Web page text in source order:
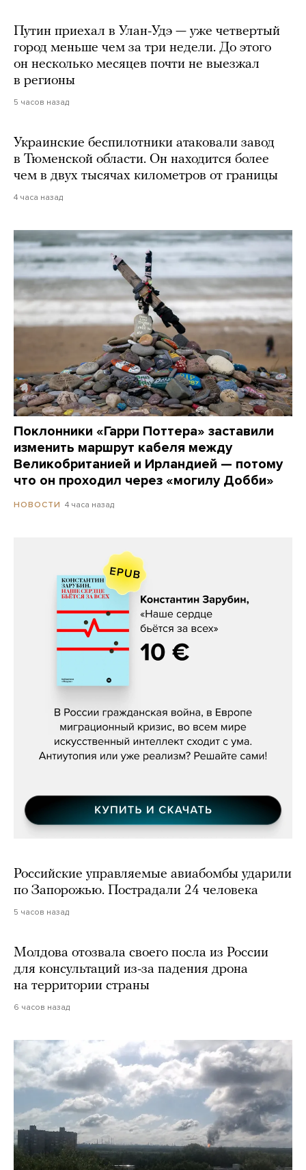
Путин приехал в Улан-Удэ — уже четвертый
город меньше чем за три недели. До этого
он несколько месяцев почти не выезжал
в регионы
5 часов назад
Украинские беспилотники атаковали завод
в Тюменской области. Он находится более
чем в двух тысячах километров от границы
4 часа назад
Поклонники «Гарри Поттера» заставили
изменить маршрут кабеля между
Великобританией и Ирландией — потому
что он проходил через «могилу Добби»
НОВОСТИ 4 часа назад
Константин Зарубин, «Наше сердце
Российские управляемые авиабомбы ударили
по Запорожью. Пострадали 24 человека
5 часов назад
Молдова отозвала своего посла из России
для консультаций из-за падения дрона
на территории страны
6 часов назад